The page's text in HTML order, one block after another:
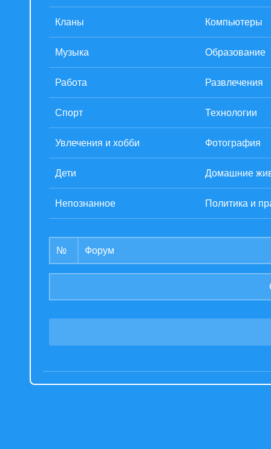
Кланы Компьютеры
Музыка Образование
Работа Развлечения
Спорт Технологии
Увлечения и хобби Фотография
Дети Домашние
Непознанное Политика и
№ Форум